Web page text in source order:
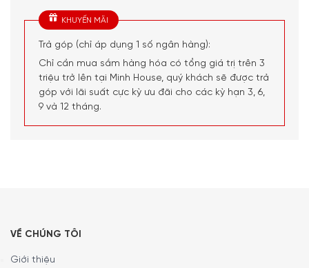
Máy hút ẩm giúp ngăn ngừa hiện tượng ngưng tụ nước,
cho môi trường ẩm thấp không còn hơi nước gây vi
khuẩn ẩm mốc, gây bệnh sống trong điều kiện môi
trường này sẽ không thể phát tán và sinh sống.
Máy hút ẩm được trang bị công nghệ đuổi muỗi. Đây là
một điều rất đáng để bạn lựa chọn ngay một chiếc cho
KHUYẾN MÃI
Trả góp (chỉ áp dụng 1 số ngân hàng):
Chỉ cần mua sắm hàng hóa có tổng giá trị trên 3
triệu trở lên tại Minh House, quý khách sẽ được trả
góp với lãi suất cực kỳ ưu đãi cho các kỳ hạn 3, 6,
9 và 12 tháng.
VỀ CHÚNG TÔI
Giới thiệu